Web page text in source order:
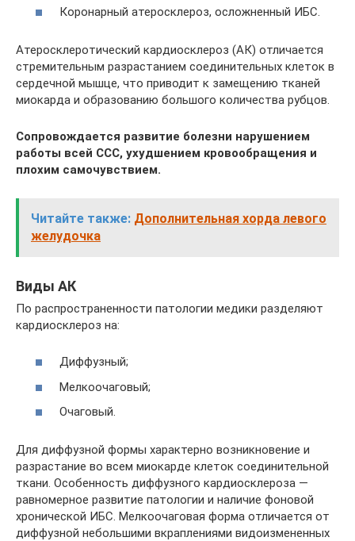
Коронарный атеросклероз, осложненный ИБС.
Атеросклеротический кардиосклероз (АК) отличается
стремительным разрастанием соединительных клеток в
сердечной мышце, что приводит к замещению тканей
миокарда и образованию большого количества рубцов.
Сопровождается развитие болезни нарушением
работы всей ССС, ухудшением кровообращения и
плохим самочувствием.
Читайте также: Дополнительная хорда левого
желудочка
Виды АК
По распространенности патологии медики разделяют
кардиосклероз на:
Диффузный;
Мелкоочаговый;
Очаговый.
Для диффузной формы характерно возникновение и
разрастание во всем миокарде клеток соединительной
ткани. Особенность диффузного кардиосклероза —
равномерное развитие патологии и наличие фоновой
хронической ИБС. Мелкоочаговая форма отличается от
диффузной небольшими вкраплениями видоизмененных